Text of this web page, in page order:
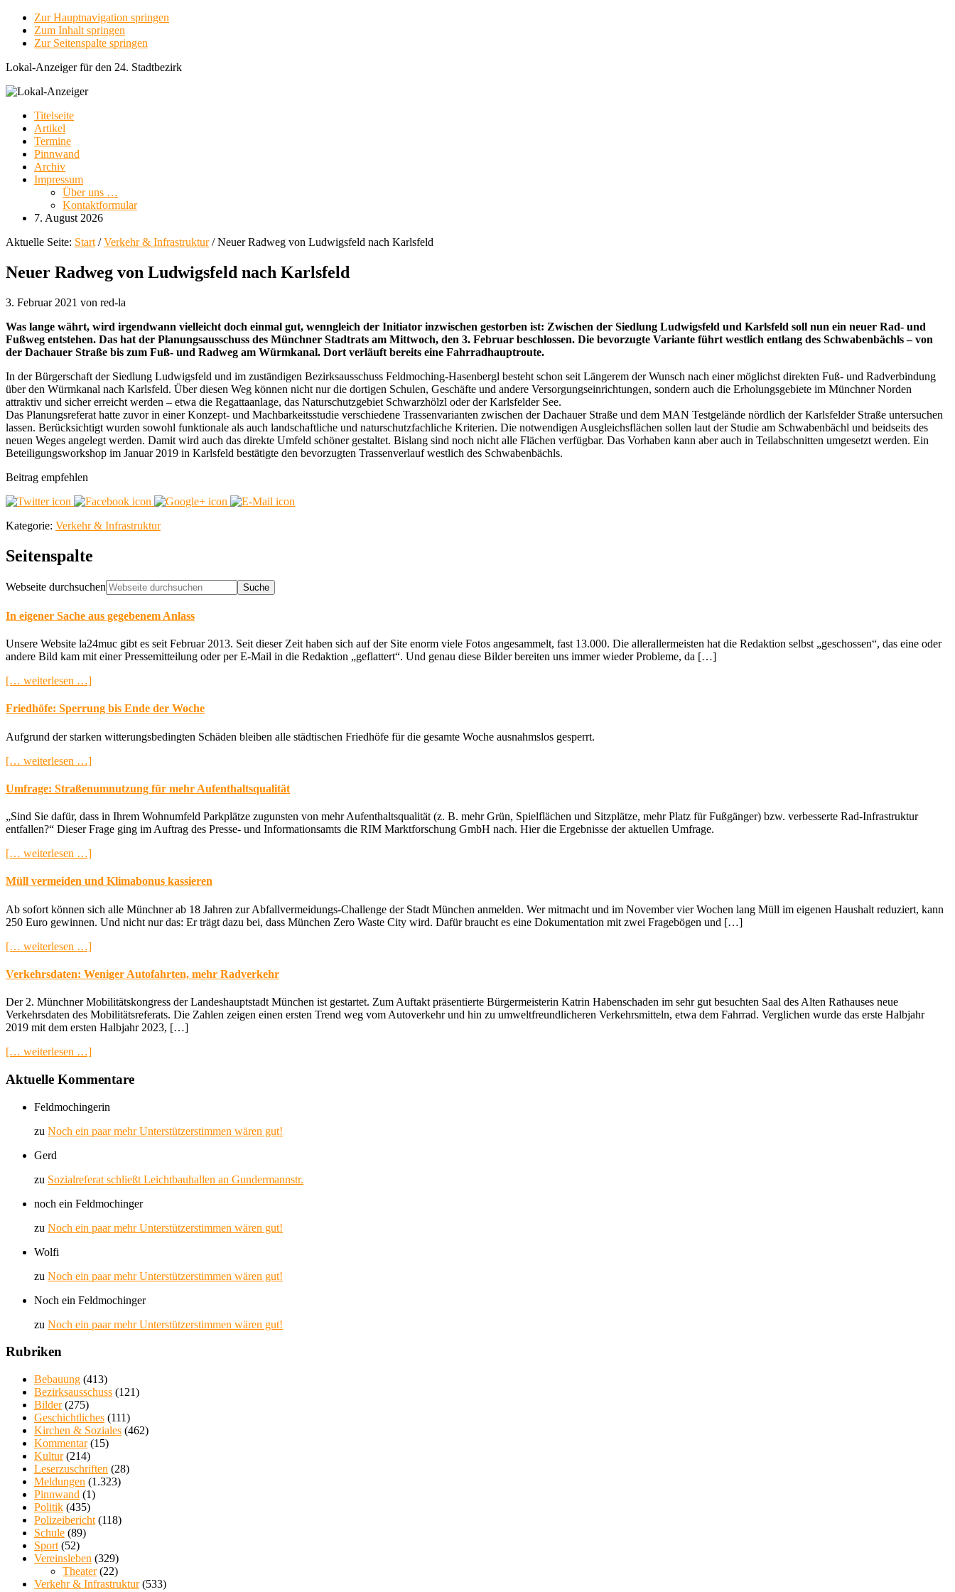
Zur Hauptnavigation springen
Zum Inhalt springen
Zur Seitenspalte springen
Lokal-Anzeiger für den 24. Stadtbezirk
Titelseite
Artikel
Termine
Pinnwand
Archiv
Impressum
Über uns …
Kontaktformular
7. August 2026
Aktuelle Seite: Start / Verkehr & Infrastruktur /Neuer Radweg von Ludwigsfeld nach Karlsfeld
Neuer Radweg von Ludwigsfeld nach Karlsfeld
3. Februar 2021 von red-la
Was lange währt, wird irgendwann vielleicht doch einmal gut, wenngleich der Initiator inzwischen gestorben ist: Zwischen der Siedlung Ludwigsfeld und Karlsfeld soll nun ein neuer Rad- und
Fußweg entstehen. Das hat der Planungsausschuss des Münchner Stadtrats am Mittwoch, den 3. Februar beschlossen. Die bevorzugte Variante führt westlich entlang des Schwabenbächls – von
der Dachauer Straße bis zum Fuß- und Radweg am Würmkanal. Dort verläuft bereits eine Fahrradhauptroute.
In der Bürgerschaft der Siedlung Ludwigsfeld und im zuständigen Bezirksausschuss Feldmoching-Hasenbergl besteht schon seit Längerem der Wunsch nach einer möglichst direkten Fuß- und Radverbindung
über den Würmkanal nach Karlsfeld. Über diesen Weg können nicht nur die dortigen Schulen, Geschäfte und andere Versorgungseinrichtungen, sondern auch die Erholungsgebiete im Münchner Norden
attraktiv und sicher erreicht werden – etwa die Regattaanlage, das Naturschutzgebiet Schwarzhölzl oder der Karlsfelder See.
Das Planungsreferat hatte zuvor in einer Konzept- und Machbarkeitsstudie verschiedene Trassenvarianten zwischen der Dachauer Straße und dem MAN Testgelände nördlich der Karlsfelder Straße untersuchen
lassen. Berücksichtigt wurden sowohl funktionale als auch landschaftliche und naturschutzfachliche Kriterien. Die notwendigen Ausgleichsflächen sollen laut der Studie am Schwabenbächl und beidseits des
neuen Weges angelegt werden. Damit wird auch das direkte Umfeld schöner gestaltet. Bislang sind noch nicht alle Flächen verfügbar. Das Vorhaben kann aber auch in Teilabschnitten umgesetzt werden. Ein
Beteiligungsworkshop im Januar 2019 in Karlsfeld bestätigte den bevorzugten Trassenverlauf westlich des Schwabenbächls.
Beitrag empfehlen
Kategorie: Verkehr & Infrastruktur
Seitenspalte
Webseite durchsuchen
In eigener Sache aus gegebenem Anlass
Unsere Website la24muc gibt es seit Februar 2013. Seit dieser Zeit haben sich auf der Site enorm viele Fotos angesammelt, fast 13.000. Die allerallermeisten hat die Redaktion selbst „geschossen“, das eine oder
andere Bild kam mit einer Pressemitteilung oder per E-Mail in die Redaktion „geflattert“. Und genau diese Bilder bereiten uns immer wieder Probleme, da […]
[… weiterlesen …]
Friedhöfe: Sperrung bis Ende der Woche
Aufgrund der starken witterungsbedingten Schäden bleiben alle städtischen Friedhöfe für die gesamte Woche ausnahmslos gesperrt.
[… weiterlesen …]
Umfrage: Straßenumnutzung für mehr Aufenthaltsqualität
„Sind Sie dafür, dass in Ihrem Wohnumfeld Parkplätze zugunsten von mehr Aufenthaltsqualität (z. B. mehr Grün, Spielflächen und Sitzplätze, mehr Platz für Fußgänger) bzw. verbesserte Rad-Infrastruktur
entfallen?“ Dieser Frage ging im Auftrag des Presse- und Informationsamts die RIM Marktforschung GmbH nach. Hier die Ergebnisse der aktuellen Umfrage.
[… weiterlesen …]
Müll vermeiden und Klimabonus kassieren
Ab sofort können sich alle Münchner ab 18 Jahren zur Abfallvermeidungs-Challenge der Stadt München anmelden. Wer mitmacht und im November vier Wochen lang Müll im eigenen Haushalt reduziert, kann
250 Euro gewinnen. Und nicht nur das: Er trägt dazu bei, dass München Zero Waste City wird. Dafür braucht es eine Dokumentation mit zwei Fragebögen und […]
[… weiterlesen …]
Verkehrsdaten: Weniger Autofahrten, mehr Radverkehr
Der 2. Münchner Mobilitätskongress der Landeshauptstadt München ist gestartet. Zum Auftakt präsentierte Bürgermeisterin Katrin Habenschaden im sehr gut besuchten Saal des Alten Rathauses neue
Verkehrsdaten des Mobilitätsreferats. Die Zahlen zeigen einen ersten Trend weg vom Autoverkehr und hin zu umweltfreundlicheren Verkehrsmitteln, etwa dem Fahrrad. Verglichen wurde das erste Halbjahr
2019 mit dem ersten Halbjahr 2023, […]
[… weiterlesen …]
Aktuelle Kommentare
Feldmochingerin
zu Noch ein paar mehr Unterstützerstimmen wären gut!
Gerd
zu Sozialreferat schließt Leichtbauhallen an Gundermannstr.
noch ein Feldmochinger
zu Noch ein paar mehr Unterstützerstimmen wären gut!
Wolfi
zu Noch ein paar mehr Unterstützerstimmen wären gut!
Noch ein Feldmochinger
zu Noch ein paar mehr Unterstützerstimmen wären gut!
Rubriken
Bebauung (413)
Bezirksausschuss (121)
Bilder(275)
Geschichtliches (111)
Kirchen & Soziales (462)
Kommentar(15)
Kultur(214)
Leserzuschriften (28)
Meldungen (1.323)
Pinnwand (1)
Politik (435)
Polizeibericht (118)
Schule (89)
Sport (52)
Vereinsleben (329)
Theater(22)
Verkehr & Infrastruktur(533)